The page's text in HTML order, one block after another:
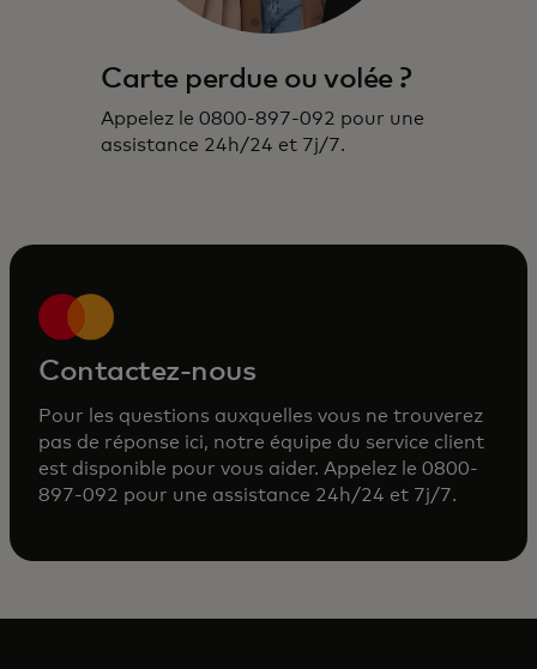
Carte perdue ou volée ?
Appelez le 0800-897-092 pour une
assistance 24h/24 et 7j/7.
Contactez-nous
Pour les questions auxquelles vous ne trouverez
pas de réponse ici, notre équipe du service client
est disponible pour vous aider. Appelez le 0800-
897-092 pour une assistance 24h/24 et 7j/7.